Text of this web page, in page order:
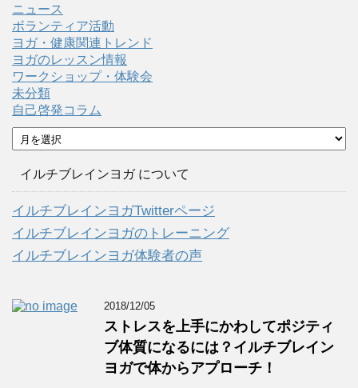
ニュース
ボランティア活動
ヨガ・健康関連トレンド
ヨガのレッスン情報
ワークショップ・体験会
未分類
自己啓発コラム
ア
ー
イルチブレインヨガ について
イルチブレインヨガTwitterページ
イルチブレインヨガのトレーニング
イルチブレインヨガ体験者の声
2018/12/05
ストレスを上手にかわしてポジティ
ブ体質になるには？イルチブレイン
ヨガで体からアプローチ！